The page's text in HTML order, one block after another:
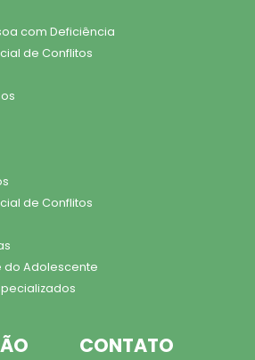
com Deficiência
de Conflitos
de Conflitos
do Adolescente
CONTATO